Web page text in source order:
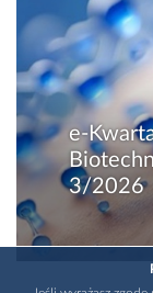
e-
3/2026